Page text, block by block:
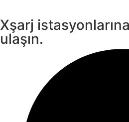
Xşarj
ulaşın.